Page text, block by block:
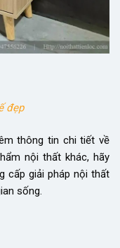
đẹp
thông tin chi tiết về
nội thất khác, hãy
cấp giải pháp nội thất
sống.